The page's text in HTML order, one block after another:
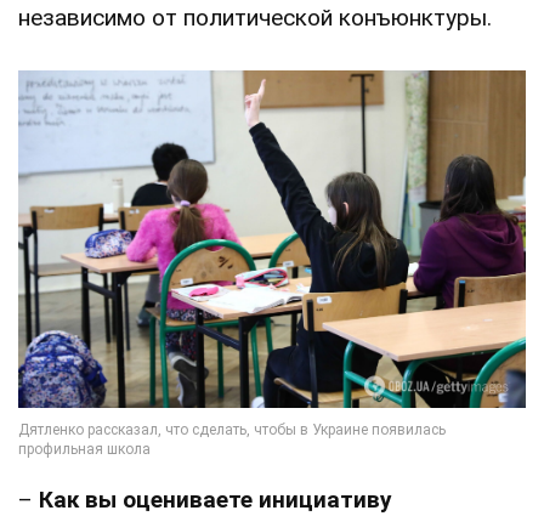
независимо от политической конъюнктуры.
– Как вы оцениваете инициативу